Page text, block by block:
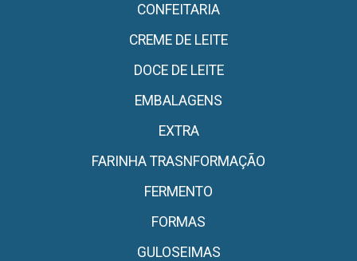
CONFEITARIA
CREME DE LEITE
DOCE DE LEITE
EMBALAGENS
EXTRA
FARINHA TRASNFORMAÇÃO
FERMENTO
FORMAS
GULOSEIMAS